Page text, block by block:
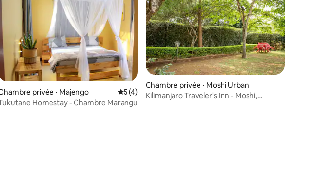
privée ⋅ Majengo Évaluation moyenne sur la base de 4 commentaires : 5 sur 5
5 (4)
Homestay - Chambre Marangu
Chambre privée ⋅ Moshi Urban
Kilimanjaro Traveler's Inn - Moshi,